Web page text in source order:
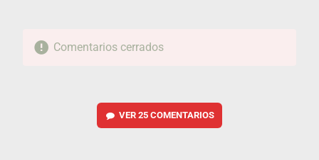
Comentarios cerrados
VER 25 COMENTARIOS